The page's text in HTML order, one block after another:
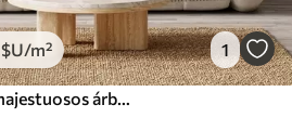
$U/m² 1